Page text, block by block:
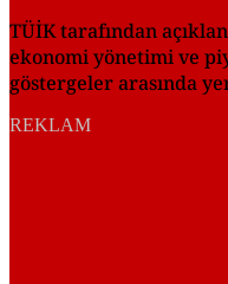
TÜİK tarafından
ekonomi yönetimi ve
göstergeler arasında
REKLAM